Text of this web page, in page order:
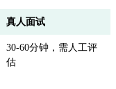
真人面试
30-60分钟，需人工评
估